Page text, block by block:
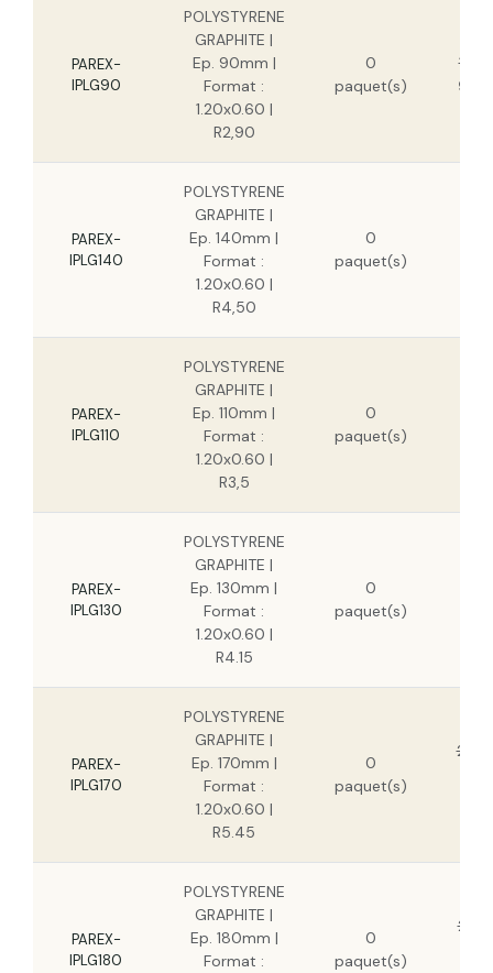
POLYSTYRENE GRAPHITE | Ep. 240mm |
Format : 1.20x0.60 | R7.70
POLYSTYRENE GRAPHITE | Ep. 220mm |
Format : 1.20x0.60 | R7.05
PAREX-
IPLG90
POLYSTYRENE
GRAPHITE |
Ep. 90mm |
Format :
1.20x0.60 |
R2,90
0
paquet(s)
PAREX-
IPLG140
POLYSTYRENE
GRAPHITE |
Ep. 140mm |
Format :
1.20x0.60 |
R4,50
0
paquet(s)
PAREX-
IPLG110
POLYSTYRENE
GRAPHITE |
Ep. 110mm |
Format :
1.20x0.60 |
R3,5
0
paquet(s)
PAREX-
IPLG130
POLYSTYRENE
GRAPHITE |
Ep. 130mm |
Format :
1.20x0.60 |
R4.15
0
paquet(s)
PAREX-
IPLG170
POLYSTYRENE
GRAPHITE |
Ep. 170mm |
Format :
1.20x0.60 |
R5.45
0
paquet(s)
PAREX-
IPLG180
POLYSTYRENE
GRAPHITE |
Ep. 180mm |
Format :
0
paquet(s)